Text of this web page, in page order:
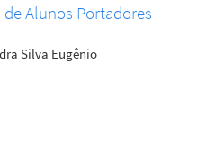
Alunos Portadores
Silva Eugênio